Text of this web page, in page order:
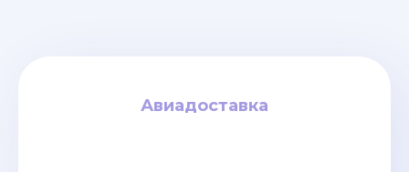
Авиадоставка
Авиадоставка